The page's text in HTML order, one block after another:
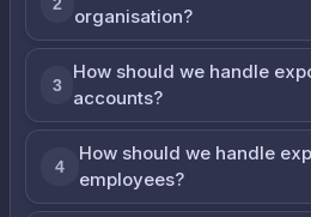
organisation?
3
How should we handle
accounts?
4
How should we handle
employees?